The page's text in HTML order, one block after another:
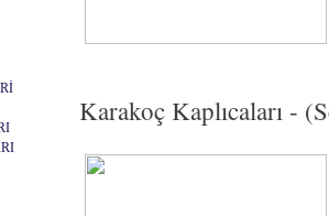
Karakoç Kaplıcaları -